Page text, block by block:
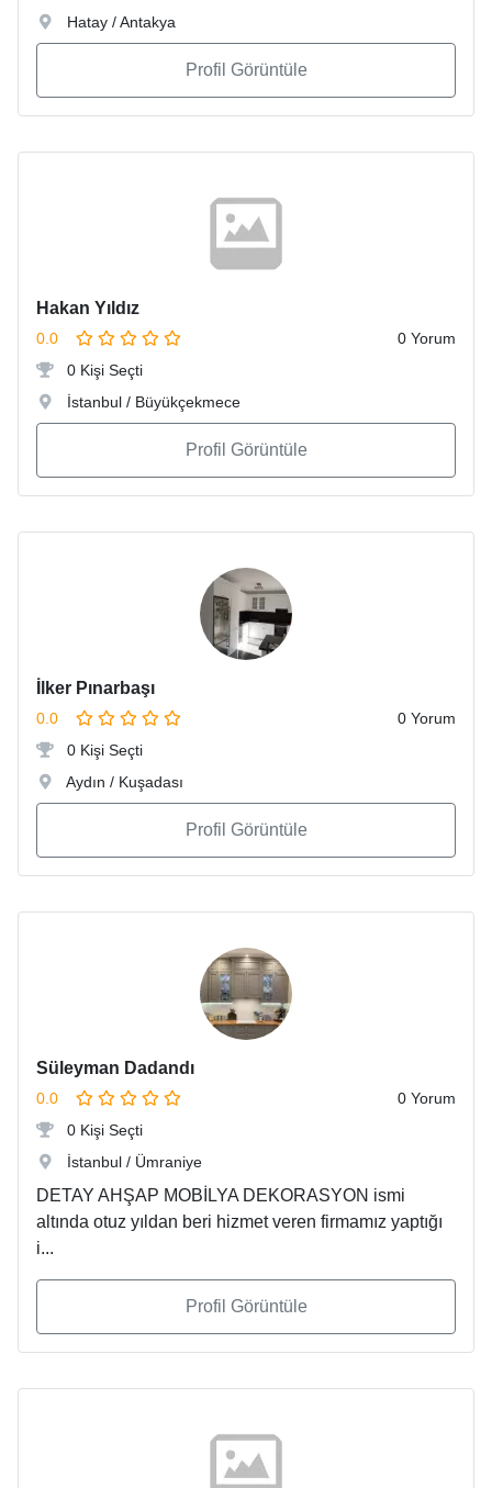
Hatay / Antakya
Profil Görüntüle
Hakan Yıldız
0.0
0 Yorum
0 Kişi Seçti
İstanbul / Büyükçekmece
Profil Görüntüle
İlker Pınarbaşı
0.0
0 Yorum
0 Kişi Seçti
Aydın / Kuşadası
Profil Görüntüle
Süleyman Dadandı
0.0
0 Yorum
0 Kişi Seçti
İstanbul / Ümraniye
DETAY AHŞAP MOBİLYA DEKORASYON ismi
altında otuz yıldan beri hizmet veren firmamız yaptığı
i...
Profil Görüntüle